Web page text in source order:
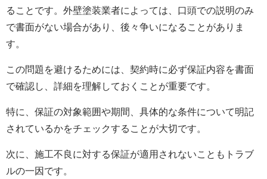
ることです。 外壁塗装業者によっては、口頭での説明のみ
で書面がない場合があり、後々争いになることがありま
す。
この問題を避けるためには、契約時に必ず保証内容を書面
で確認し、詳細を理解しておくことが重要です。
特に、保証の対象範囲や期間、具体的な条件について明記
されているかをチェックすることが大切です。
次に、施工不良に対する保証が適用されないこともトラブ
ルの一因です。